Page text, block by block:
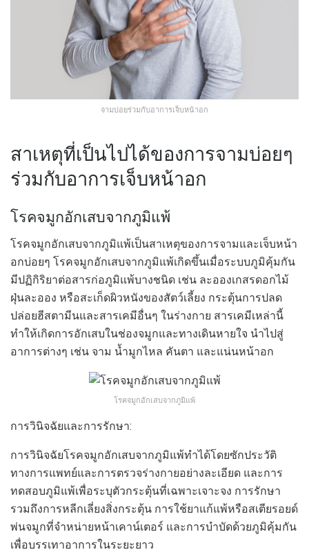
จามบ่อยร่วมกับอาการเจ็บหน้าอก
สาเหตุที่เป็นไปได้ของการจามบ่อยๆ
ร่วมกับอาการเจ็บหน้าอก
โรคจมูกอักเสบจากภูมิแพ้
โรคจมูกอักเสบจากภูมิแพ้เป็นสาเหตุของการจามและเจ็บหน้า
อกบ่อยๆ โรคจมูกอักเสบจากภูมิแพ้เกิดขึ้นเมื่อระบบภูมิคุ้มกัน
มีปฏิกิริยาต่อสารก่อภูมิแพ้บางชนิด เช่น ละอองเกสรดอกไม้
ฝุ่นละออง หรือสะเก็ดผิวหนังของสัตว์เลี้ยง กระตุ้นการปลด
ปล่อยฮีสตามีนและสารเคมีอื่นๆ ในร่างกาย สารเคมีเหล่านี้
ทำให้เกิดการอักเสบในช่องจมูกและทางเดินหายใจ นำไปสู่
อาการต่างๆ เช่น จาม น้ำมูกไหล คันตา และแน่นหน้าอก
โรคจมูกอักเสบจากภูมิแพ้
การวินิจฉัยและการรักษา:
การวินิจฉัยโรคจมูกอักเสบจากภูมิแพ้ทำได้โดยซักประวัติ
ทางการแพทย์และการตรวจร่างกายอย่างละเอียด และการ
ทดสอบภูมิแพ้เพื่อระบุตัวกระตุ้นที่เฉพาะเจาะจง การรักษา
รวมถึงการหลีกเลี่ยงสิ่งกระตุ้น การใช้ยาแก้แพ้หรือสเตียรอยด์
พ่นจมูกที่จำหน่ายหน้าเคาน์เตอร์ และการบำบัดด้วยภูมิคุ้มกัน
เพื่อบรรเทาอาการในระยะยาว